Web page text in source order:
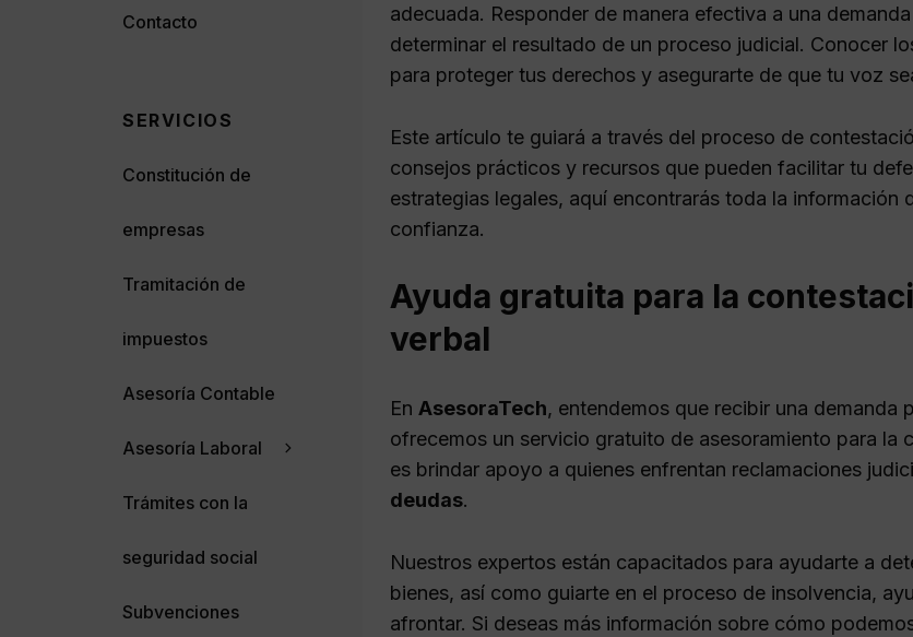
adecuada. Responder de manera efectiva a una
determinar el resultado de un proceso judicial. Conocer
para proteger tus derechos y asegurarte de que tu voz
Este artículo te guiará a través del proceso de
consejos prácticos y recursos que pueden facilitar tu
estrategias legales, aquí encontrarás toda la
confianza.
Ayuda gratuita para la
verbal
En AsesoraTech, entendemos que recibir una demanda
ofrecemos un servicio gratuito de asesoramiento para
es brindar apoyo a quienes enfrentan reclamaciones
deudas.
Nuestros expertos están capacitados para ayudarte a
bienes, así como guiarte en el proceso de insolvencia,
afrontar. Si deseas más información sobre cómo
Contacto
SERVICIOS
Constitución de
empresas
Tramitación de
impuestos
Asesoría Contable
Asesoría Laboral
Trámites con la
seguridad social
Subvenciones